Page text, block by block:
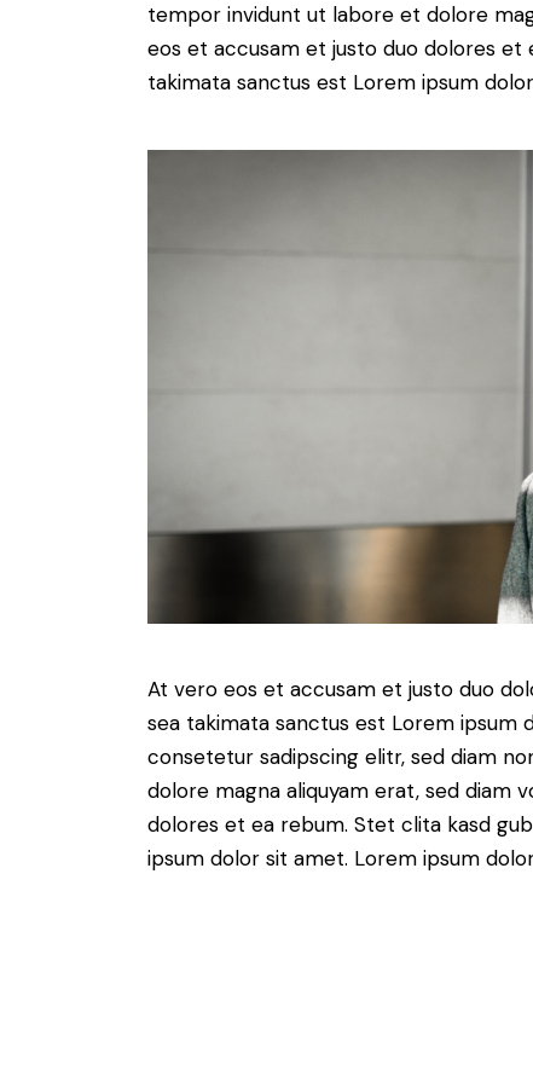
tempor invidunt ut labore et dolore
eos et accusam et justo duo dolores
takimata sanctus est Lorem ipsum
At vero eos et accusam et justo duo
sea takimata sanctus est Lorem
consetetur sadipscing elitr, sed diam
dolore magna aliquyam erat, sed diam
dolores et ea rebum. Stet clita kasd
ipsum dolor sit amet. Lorem ipsum